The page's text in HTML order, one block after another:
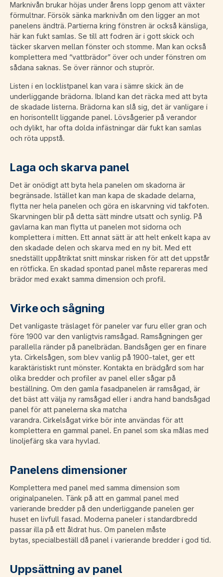
Marknivån brukar höjas under årens lopp genom att växter
förmultnar. Försök sänka marknivån om den ligger an mot
panelens ändträ. Partierna kring fönstren är också känsliga,
här kan fukt samlas. Se till att fodren är i gott skick och
täcker skarven mellan fönster och stomme. Man kan också
komplettera med “vattbrädor” över och under fönstren om
sådana saknas. Se över rännor och stuprör.
Listen i en locklistpanel kan vara i sämre skick än de
underliggande brädorna. Ibland kan det räcka med att byta
de skadade listerna. Brädorna kan slå sig, det är vanligare i
en horisontellt liggande panel. Lövsågerier på verandor
och dylikt, har ofta dolda infästningar där fukt kan samlas
och röta uppstå.
Laga och skarva panel
Det är onödigt att byta hela panelen om skadorna är
begränsade. Istället kan man kapa de skadade delarna,
flytta ner hela panelen och göra en iskarvning vid takfoten.
Skarvningen blir på detta sätt mindre utsatt och synlig. På
gavlarna kan man flytta ut panelen mot sidorna och
komplettera i mitten. Ett annat sätt är att helt enkelt kapa av
den skadade delen och skarva med en ny bit. Med ett
snedställt uppåtriktat snitt minskar risken för att det uppstår
en rötficka. En skadad spontad panel måste repareras med
brädor med exakt samma dimension och profil.
Virke och sågning
Det vanligaste träslaget för paneler var furu eller gran och
före 1900 var den vanligtvis ramsågad. Ramsågningen ger
parallella ränder på panelbrädan. Bandsågen ger en finare
yta. Cirkelsågen, som blev vanlig på 1900-talet, ger ett
karaktäristiskt runt mönster. Kontakta en brädgård som har
olika bredder och profiler av panel eller sågar på
beställning. Om den gamla fasadpanelen är ramsågad, är
det bäst att välja ny ramsågad eller i andra hand bandsågad
panel för att panelerna ska matcha
varandra. Cirkelsågat virke bör inte användas för att
komplettera en gammal panel. En panel som ska målas med
linoljefärg ska vara hyvlad.
Panelens dimensioner
Komplettera med panel med samma dimension som
originalpanelen. Tänk på att en gammal panel med
varierande bredder på den underliggande panelen ger
huset en livfull fasad. Moderna paneler i standardbredd
passar illa på ett åldrat hus. Om panelen måste
bytas, specialbeställ då panel i varierande bredder i god tid.
Uppsättning av panel